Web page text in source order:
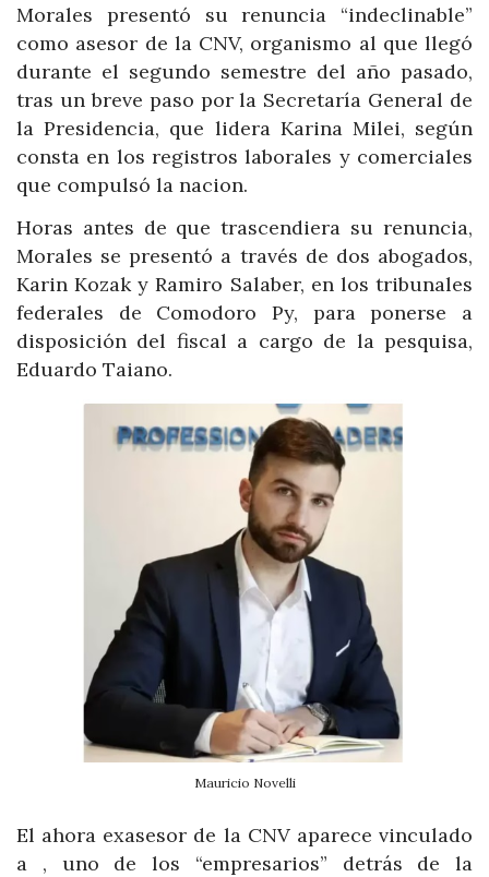
Morales presentó su renuncia “indeclinable”
como asesor de la CNV, organismo al que llegó
durante el segundo semestre del año pasado,
tras un breve paso por la Secretaría General de
la Presidencia, que lidera Karina Milei, según
consta en los registros laborales y comerciales
que compulsó la nacion.
Horas antes de que trascendiera su renuncia,
Morales se presentó a través de dos abogados,
Karin Kozak y Ramiro Salaber, en los tribunales
federales de Comodoro Py, para ponerse a
disposición del fiscal a cargo de la pesquisa,
Eduardo Taiano.
Mauricio Novelli
El ahora exasesor de la CNV aparece vinculado
a , uno de los “empresarios” detrás de la